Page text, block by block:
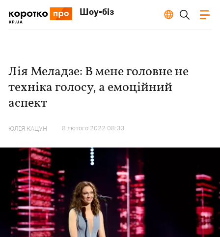
Шоу-біз
Лія Меладзе: В мене головне не
техніка голосу, а емоційний
аспект
ЮЛІЯ КАЦУН 8 лютого 2022 08:33